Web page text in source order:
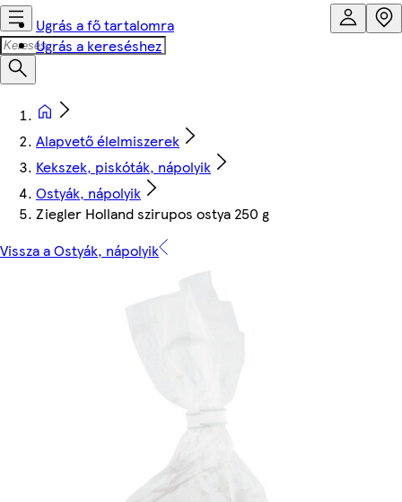
Ugrás a fő tartalomra
Ugrás a kereséshez
Alapvető élelmiszerek
Kekszek, piskóták, nápolyik
Ostyák, nápolyik
Ziegler Holland szirupos ostya 250 g
Vissza a Ostyák, nápolyik